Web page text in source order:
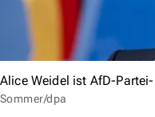
Alice Weidel ist AfD-
Sommer/dpa